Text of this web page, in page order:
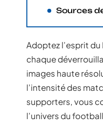
Sources
Adoptez l’esprit du
chaque
images haute
l’intensité des
supporters, vous
l’univers du